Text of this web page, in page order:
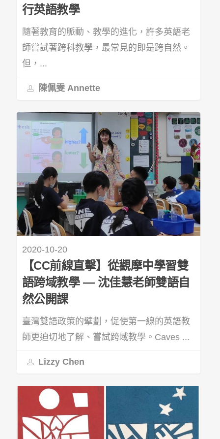
行英語教學
隨著教育的脈動、教學的進化，許多英語老
師嘗試著跨科教學，最常見的即是跨自然。
但，...
陳佩雯 Annette
2020-10-20
【CC前線直擊】從觀摩中學習雙
語跨域教學 — 沈佳慧老師雙語自
然公開課
臺灣雙語政策的擘劃，促使第一線的英語教
師更迫切地了解、嘗試跨域教學。Caves ...
Lizzy Chen